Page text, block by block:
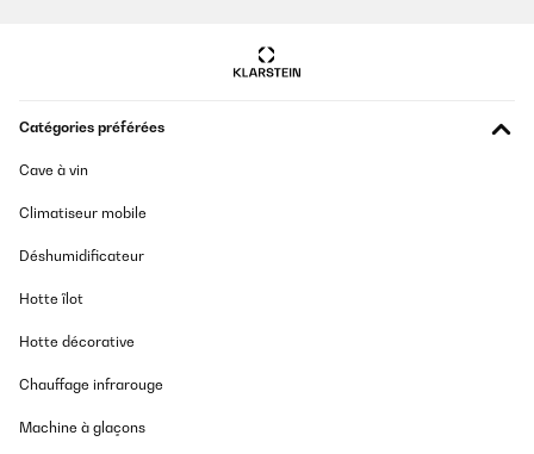
Catégories préférées
Cave à vin
Climatiseur mobile
Déshumidificateur
Hotte îlot
Hotte décorative
Chauffage infrarouge
Machine à glaçons